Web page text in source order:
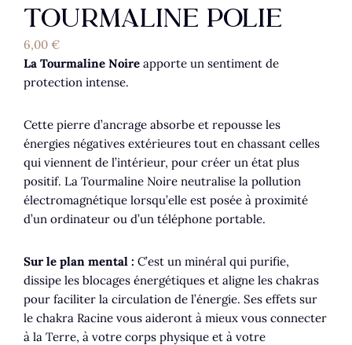
TOURMALINE POLIE
6,00 €
La Tourmaline Noire apporte un sentiment de
protection intense.
Cette pierre d’ancrage absorbe et repousse les
énergies négatives extérieures tout en chassant celles
qui viennent de l’intérieur, pour créer un état plus
positif. La Tourmaline Noire neutralise la pollution
électromagnétique lorsqu’elle est posée à proximité
d’un ordinateur ou d’un téléphone portable.
Sur le plan mental : C’est un minéral qui purifie,
dissipe les blocages énergétiques et aligne les chakras
pour faciliter la circulation de l’énergie. Ses effets sur
le chakra Racine vous aideront à mieux vous connecter
à la Terre, à votre corps physique et à votre